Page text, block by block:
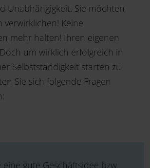
Unabhängigkeit. Sie möchten
verwirklichen! Keine
mehr halten! Ihren eigenen
um wirklich erfolgreich in
Selbstständigkeit starten zu
Sie sich folgende Fragen
eine gute Geschäftsidee bzw.